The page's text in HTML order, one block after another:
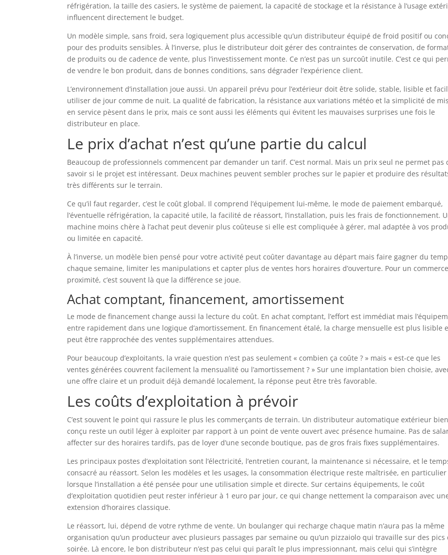
réfrigération, la taille des casiers, le système de paiement, la capacité de stockage et la résistance à l’usage
influencent directement le budget.
Un modèle simple, sans froid, sera logiquement plus accessible qu’un distributeur équipé de froid positif ou
pour des produits sensibles. À l’inverse, plus le distributeur doit gérer des contraintes de conservation, de
de produits ou de cadence de vente, plus l’investissement monte. Ce n’est pas un surcoût inutile. C’est ce qui
de vendre le bon produit, dans de bonnes conditions, sans dégrader l’expérience client.
L’environnement d’installation joue aussi. Un appareil prévu pour l’extérieur doit être solide, stable, lisible et
utiliser de jour comme de nuit. La qualité de fabrication, la résistance aux variations météo et la simplicité de
en service pèsent dans le prix, mais ce sont aussi les éléments qui évitent les mauvaises surprises une fois le
distributeur en place.
Le prix d’achat n’est qu’une partie du calcul
Beaucoup de professionnels commencent par demander un tarif. C’est normal. Mais un prix seul ne permet pas
savoir si le projet est intéressant. Deux machines peuvent sembler proches sur le papier et produire des
très différents sur le terrain.
Ce qu’il faut regarder, c’est le coût global. Il comprend l’équipement lui-même, le mode de paiement embarqué,
l’éventuelle réfrigération, la capacité utile, la facilité de réassort, l’installation, puis les frais de fonctionnement.
machine moins chère à l’achat peut devenir plus coûteuse si elle est compliquée à gérer, mal adaptée à vos
ou limitée en capacité.
À l’inverse, un modèle bien pensé pour votre activité peut coûter davantage au départ mais faire gagner du
chaque semaine, limiter les manipulations et capter plus de ventes hors horaires d’ouverture. Pour un
proximité, c’est souvent là que la différence se joue.
Achat comptant, financement, amortissement
Le mode de financement change aussi la lecture du coût. En achat comptant, l’effort est immédiat mais
entre rapidement dans une logique d’amortissement. En financement étalé, la charge mensuelle est plus lisible
peut être rapprochée des ventes supplémentaires attendues.
Pour beaucoup d’exploitants, la vraie question n’est pas seulement « combien ça coûte ? » mais « est-ce que les
ventes générées couvrent facilement la mensualité ou l’amortissement ? » Sur une implantation bien choisie,
une offre claire et un produit déjà demandé localement, la réponse peut être très favorable.
Les coûts d’exploitation à prévoir
C’est souvent le point qui rassure le plus les commerçants de terrain. Un distributeur automatique extérieur bien
conçu reste un outil léger à exploiter par rapport à un point de vente ouvert avec présence humaine. Pas de
affecter sur des horaires tardifs, pas de loyer d’une seconde boutique, pas de gros frais fixes supplémentaires.
Les principaux postes d’exploitation sont l’électricité, l’entretien courant, la maintenance si nécessaire, et le
consacré au réassort. Selon les modèles et les usages, la consommation électrique reste maîtrisée, en particulier
lorsque l’installation a été pensée pour une utilisation simple et directe. Sur certains équipements, le coût
d’exploitation quotidien peut rester inférieur à 1 euro par jour, ce qui change nettement la comparaison avec
extension d’horaires classique.
Le réassort, lui, dépend de votre rythme de vente. Un boulanger qui recharge chaque matin n’aura pas la même
organisation qu’un producteur avec plusieurs passages par semaine ou qu’un pizzaiolo qui travaille sur des pics
soirée. Là encore, le bon distributeur n’est pas celui qui paraît le plus impressionnant, mais celui qui s’intègre